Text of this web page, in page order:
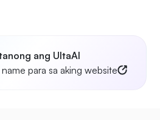
ang UltaAI
para sa aking website